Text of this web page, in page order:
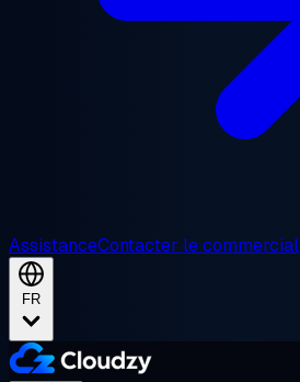
AssistanceContacter le commercial
FR